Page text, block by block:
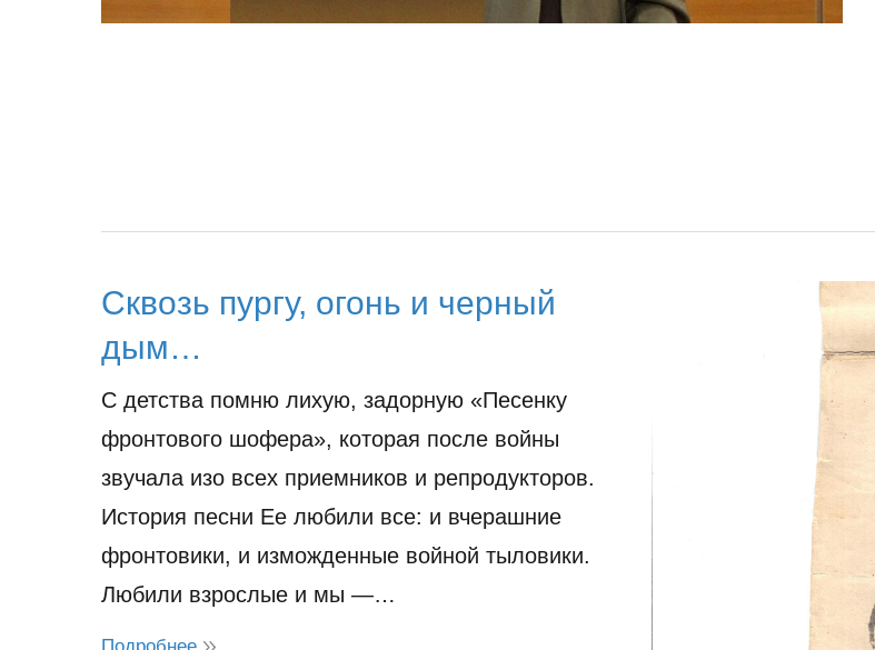
Сквозь пургу, огонь и черный
дым…
С детства помню лихую, задорную «Песенку
фронтового шофера», которая после войны
звучала изо всех приемников и репродукторов.
История песни Ее любили все: и вчерашние
фронтовики, и изможденные войной тыловики.
Любили взрослые и мы —…